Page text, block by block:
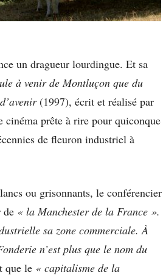
un dragueur lourdingue. Et sa
à venir de Montluçon que du
(1997), écrit et réalisé par
prête à rire pour quiconque
de fleuron industriel à
ou grisonnants, le conférencier
de « la Manchester de la France ».
sa zone commerciale. À
n’est plus que le nom du
que le « capitalisme de la